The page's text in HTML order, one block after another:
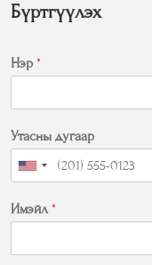
Бүртгүүлэх
Нэр *
Утасны дугаар
Имэйл *